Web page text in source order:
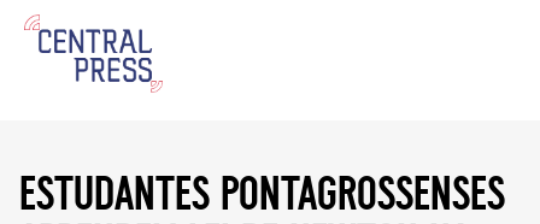
estudantes pontagrossenses